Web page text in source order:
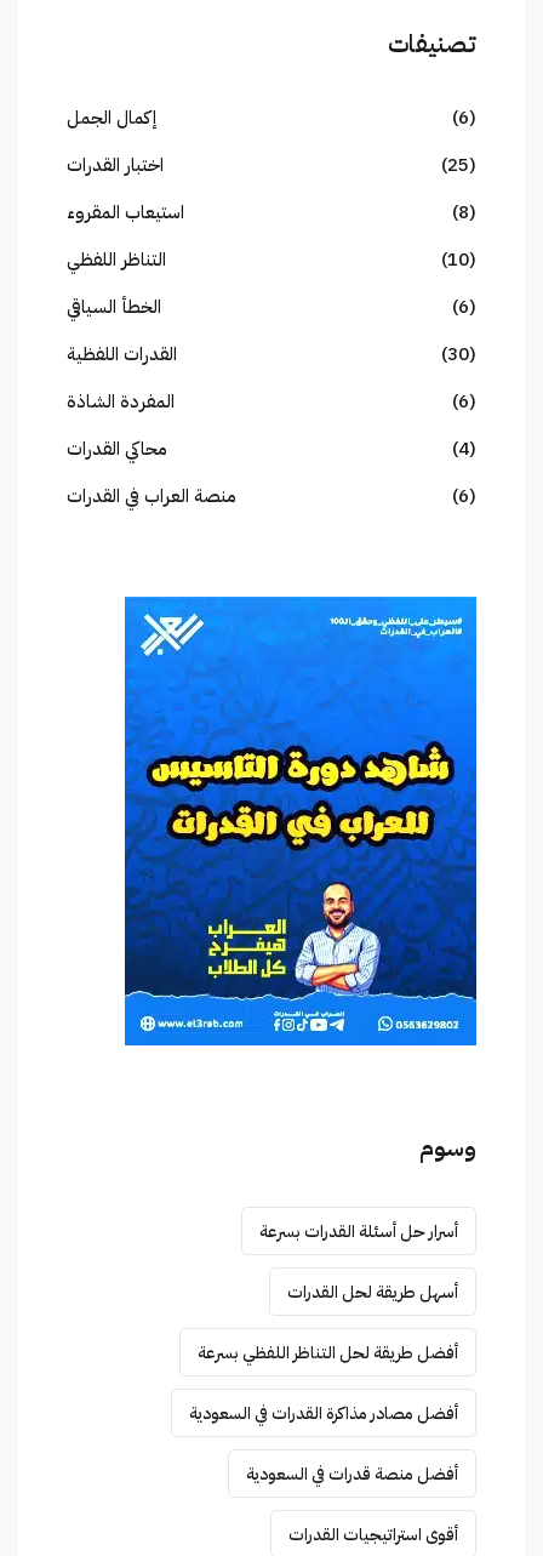
تصنيفات
إكمال الجمل
(6)
اختبار القدرات
(25)
استيعاب المقروء
(8)
التناظر اللفظي
(10)
الخطأ السياقي
(6)
القدرات اللفظية
(30)
المفردة الشاذة
(6)
محاكي القدرات
(4)
منصة العراب في القدرات
(6)
وسوم
أسرار حل أسئلة القدرات بسرعة
أسهل طريقة لحل القدرات
أفضل طريقة لحل التناظر اللفظي بسرعة
أفضل مصادر مذاكرة القدرات في السعودية
أفضل منصة قدرات في السعودية
أقوى استراتيجيات القدرات